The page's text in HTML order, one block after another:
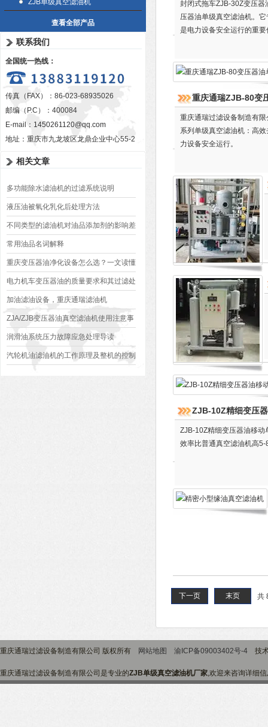
ZJB单级真空滤油机
查看全部产品
联系我们
全国统一热线：
传真（FAX）：86-023-68935026
邮编（P.C）：400084
E-mail： 1450261120@qq.com
地址：重庆市九龙坡区龙鼎企业中心55-2
相关文章
多功能除水滤油机的过滤系统说明
液压油被氧化乳化后处理方法
不同类型的滤油机对油品添加剂的影响差
异很大吗？通瑞滤油机给您分析
常用油品名词解释
重庆变压器油净化设备怎么选？一文读懂
真空、板框、再生等5大核心分类
电力机车变压器油的质量要求和其过滤处
理
加油滤油设备，重庆通瑞滤油机
ZJA/ZJB变压器油真空滤油机使用注意事
项
润滑油系统压力故障应急处理导读
汽轮机油滤油机的工作原理及整机的控制
封闭式拖车ZJB-30Z变压
压器油单级真空滤油机。
是电力设备安全运行的重
重庆通瑞ZJB-80变
重庆通瑞过滤设备制造有
系列单级真空滤油机：高
力设备安全运行。
ZJB-10Z精细变压
ZJB-10Z精细变压器油移
效率比普通真空滤油机高
共
下一页 末页
重庆通瑞过滤设备制造有限公司 版权所有 网站地图 渝ICP备09003402号-4 技
重庆通瑞过滤设备制造有限公司是专业的ZJB单级真空滤油机厂家,欢迎来咨询详细